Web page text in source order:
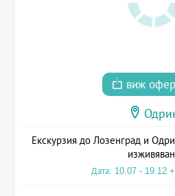
виж
Екскурзия до Лозенград и
Дата: 10.07 - 19.12